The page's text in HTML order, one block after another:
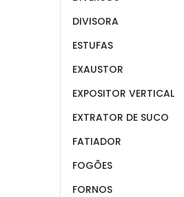
DIVISORA
ESTUFAS
EXAUSTOR
EXPOSITOR VERTICAL
EXTRATOR DE SUCO
FATIADOR
FOGÕES
FORNOS